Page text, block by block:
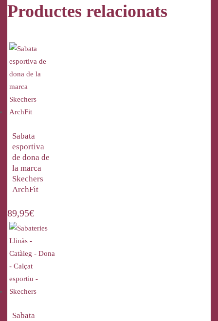
Productes relacionats
Sabata
esportiva
de dona de
la marca
Skechers
ArchFit
89,95€
Sabata